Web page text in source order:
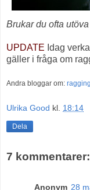
Brukar du ofta
UPDATE Idag
gäller i fråga om
Andra bloggar om:
Ulrika Good kl. 18:14
Dela
7 kommentarer:
Anonym 28